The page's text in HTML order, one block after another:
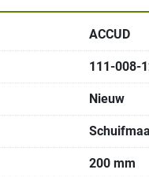
ACCUD
111-008-
Nieuw
200 mm